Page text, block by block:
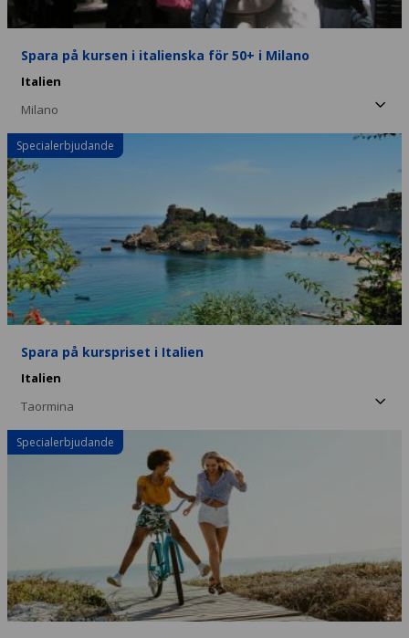
Spara på kursen i italienska för 50+ i Milano
Italien
Milano
Specialerbjudande
Spara på kurspriset i Italien
Italien
Taormina
Specialerbjudande